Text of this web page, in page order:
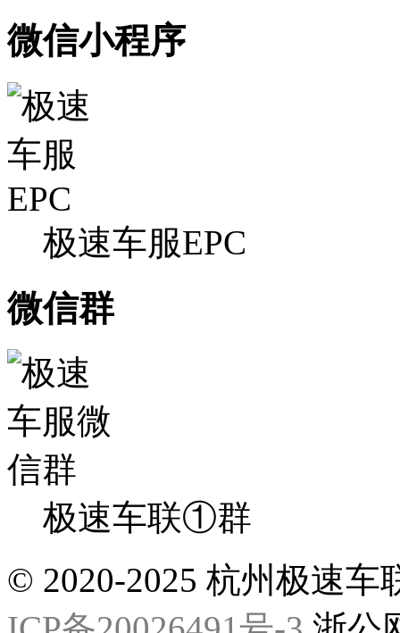
微信小程序
极速车服EPC
微信群
极速车联①群
© 2020-2025 杭州极速